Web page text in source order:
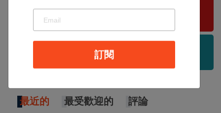
23567
Join Us on Facebook
21075
21907
最近的 最受歡迎的 評論
請加入LINE好友連結
中 華 超 傳 媒